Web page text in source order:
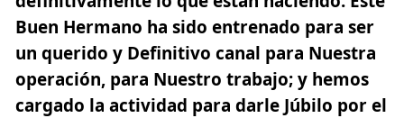
Buen Hermano ha sido entrenado para ser
un querido y Definitivo canal para Nuestra
operación, para Nuestro trabajo; y hemos
cargado la actividad para darle Júbilo por el